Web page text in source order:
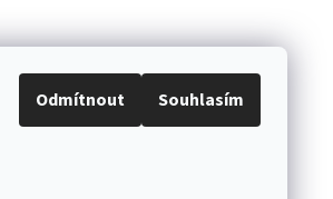
Odmítnout Souhlasím